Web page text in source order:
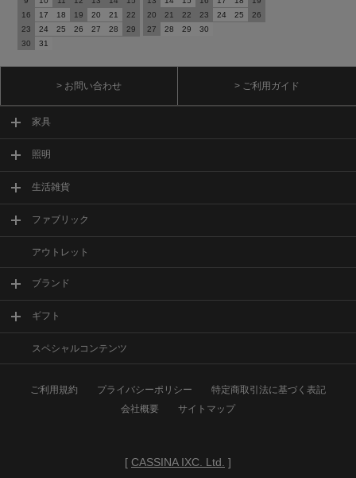
16
17 18 19 20 21
22
23
24 25 26 27 28
29
30
31
20
21 22 23 24 25
26
27
28 29 30
> お問い合わせ > ご利用ガイド
家具
照明
生活雑貨
ファブリック
アウトレット
ブランド
ギフト
スペシャルコンテンツ
ご利用規約 プライバシーポリシー
特定商取引法に基づく表記
会社概要
サイトマップ
[ CASSINA IXC. Ltd. ]